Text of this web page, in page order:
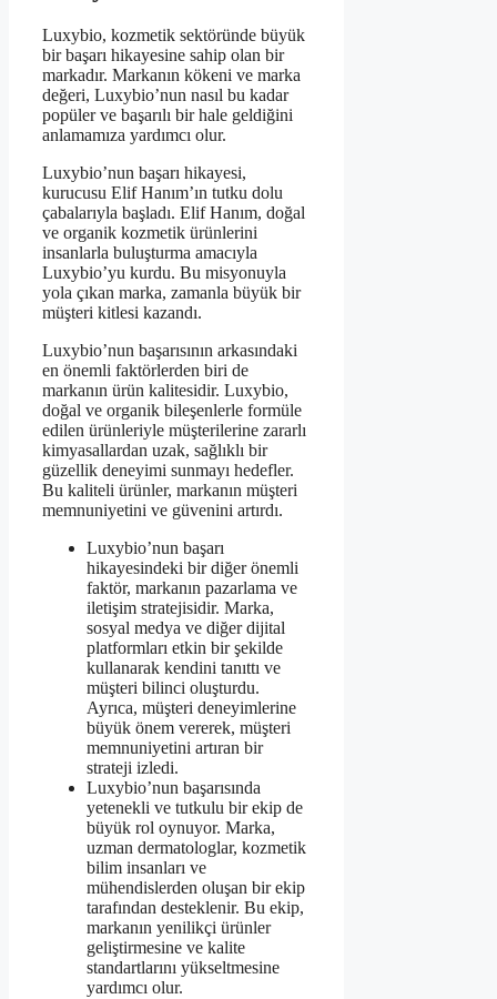
Luxybio, kozmetik sektöründe büyük
bir başarı hikayesine sahip olan bir
markadır. Markanın kökeni ve marka
değeri, Luxybio’nun nasıl bu kadar
popüler ve başarılı bir hale geldiğini
anlamamıza yardımcı olur.
Luxybio’nun başarı hikayesi,
kurucusu Elif Hanım’ın tutku dolu
çabalarıyla başladı. Elif Hanım, doğal
ve organik kozmetik ürünlerini
insanlarla buluşturma amacıyla
Luxybio’yu kurdu. Bu misyonuyla
yola çıkan marka, zamanla büyük bir
müşteri kitlesi kazandı.
Luxybio’nun başarısının arkasındaki
en önemli faktörlerden biri de
markanın ürün kalitesidir. Luxybio,
doğal ve organik bileşenlerle formüle
edilen ürünleriyle müşterilerine zararlı
kimyasallardan uzak, sağlıklı bir
güzellik deneyimi sunmayı hedefler.
Bu kaliteli ürünler, markanın müşteri
memnuniyetini ve güvenini artırdı.
Luxybio’nun başarı
hikayesindeki bir diğer önemli
faktör, markanın pazarlama ve
iletişim stratejisidir. Marka,
sosyal medya ve diğer dijital
platformları etkin bir şekilde
kullanarak kendini tanıttı ve
müşteri bilinci oluşturdu.
Ayrıca, müşteri deneyimlerine
büyük önem vererek, müşteri
memnuniyetini artıran bir
strateji izledi.
Luxybio’nun başarısında
yetenekli ve tutkulu bir ekip de
büyük rol oynuyor. Marka,
uzman dermatologlar, kozmetik
bilim insanları ve
mühendislerden oluşan bir ekip
tarafından desteklenir. Bu ekip,
markanın yenilikçi ürünler
geliştirmesine ve kalite
standartlarını yükseltmesine
yardımcı olur.